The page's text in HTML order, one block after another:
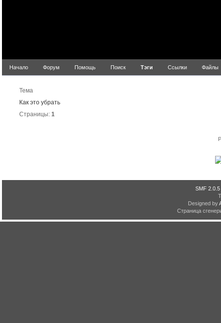
Начало Форум Помощь Поиск Тэги Ссылки Файлы
Тема
Как это убрать
Страницы: 1
SMF 2.0.5
Designed by
Страница